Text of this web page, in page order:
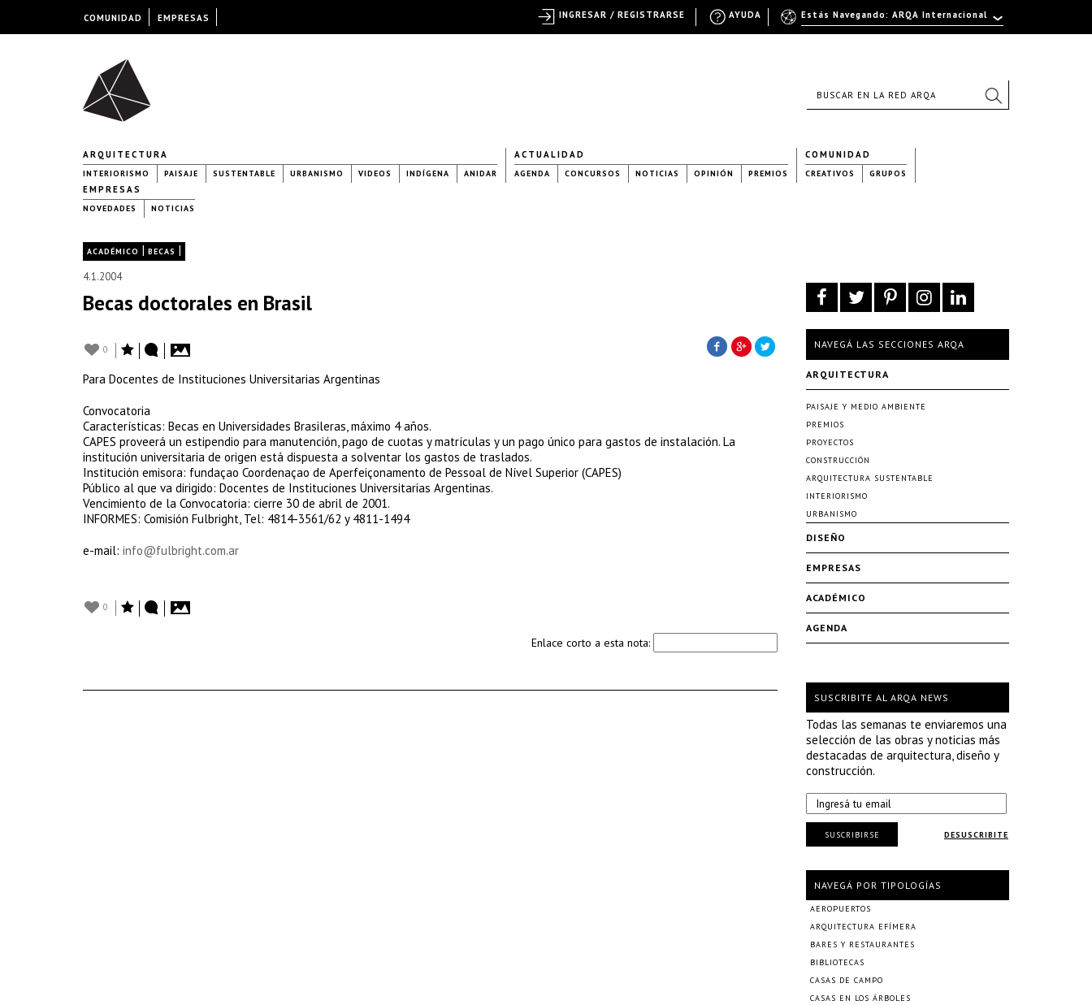
ARQUITECTURA
INTERIORISMO PAISAJE SUSTENTABLE URBANISMO VIDEOS INDÍGENA ANIDAR
ACTUALIDAD
AGENDA CONCURSOS NOTICIAS OPINIÓN PREMIOS
COMUNIDAD
CREATIVOS GRUPOS
EMPRESAS
NOVEDADES NOTICIAS
ACADÉMICO | BECAS |
4.1.2004
Becas doctorales en Brasil
0
Para Docentes de Instituciones Universitarias Argentinas
Convocatoria
Características: Becas en Universidades Brasileras, máximo 4 años.
CAPES proveerá un estipendio para manutención, pago de cuotas y matrículas y un pago único para gastos de instalación. La
institución universitaria de origen está dispuesta a solventar los gastos de traslados.
Institución emisora: fundaçao Coordenaçao de Aperfeiçonamento de Pessoal de Nível Superior (CAPES)
Público al que va dirigido: Docentes de Instituciones Universitarias Argentinas.
Vencimiento de la Convocatoria: cierre 30 de abril de 2001.
INFORMES: Comisión Fulbright, Tel: 4814-3561/62 y 4811-1494
e-mail: info@fulbright.com.ar
0
Enlace corto a esta nota:
NAVEGÁ LAS SECCIONES ARQA
ARQUITECTURA
PAISAJE Y MEDIO AMBIENTE
PREMIOS
PROYECTOS
CONSTRUCCIÓN
ARQUITECTURA SUSTENTABLE
INTERIORISMO
URBANISMO
DISEÑO
EMPRESAS
ACADÉMICO
AGENDA
SUSCRIBITE AL ARQA NEWS
Todas las semanas te enviaremos una
selección de las obras y noticias más
destacadas de arquitectura, diseño y
construcción.
DESUSCRIBITE
SUSCRIBIRSE
NAVEGÁ POR TIPOLOGÍAS
AEROPUERTOS
ARQUITECTURA EFÍMERA
BARES Y RESTAURANTES
BIBLIOTECAS
CASAS DE CAMPO
CASAS EN LOS ÁRBOLES
COMUNIDAD EMPRESAS Estás Navegando: ARQA Internacional
AYUDA
INGRESAR / REGISTRARSE